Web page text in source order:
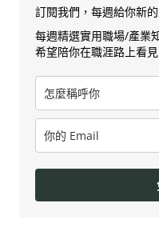
訂閱我們，每週給你新
每週精選實用職場/產業
希望陪你在職涯路上看